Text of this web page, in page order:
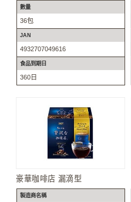
數量
36包
JAN
4932707049616
食品到期日
360日
豪華咖啡店 漏滴型
製造商名稱